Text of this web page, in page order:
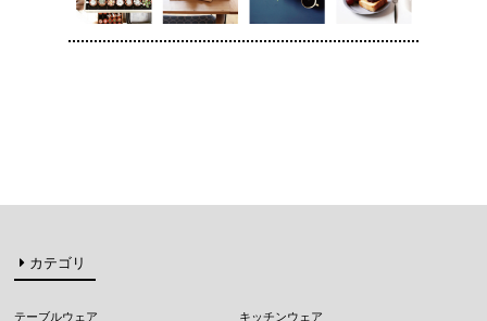
カテゴリ
テーブルウェア キッチンウェア